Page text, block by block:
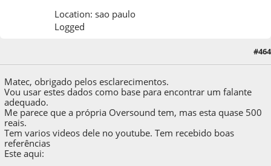
Location: sao paulo
Logged
: 21 de October de 2018, as 23:19:03#464
Matec, obrigado pelos esclarecimentos.
Vou usar estes dados como base para encontrar um falante
adequado.
Me parece que a própria Oversound tem, mas esta quase 500
reais.
Tem varios videos dele no youtube. Tem recebido boas
referências
Este aqui: